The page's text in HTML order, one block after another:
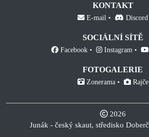
KONTAKT
E-mail Discord
SOCIÁLNÍ SÍTĚ
Facebook Instagram
FOTOGALERIE
Zonerama Rajče
2026
Junák - český skaut, středisko